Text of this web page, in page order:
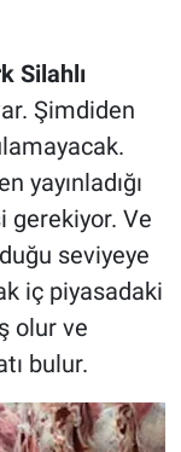
Silahlı
Şimdiden
yayınladığı
gerekiyor. Ve
seviyeye
iç piyasadaki
olur ve
bulur.